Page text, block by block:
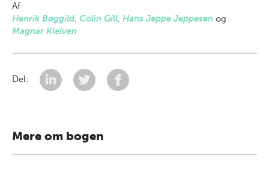
Af
Henrik Bøggild, Colin Gill, Hans Jeppe Jeppesen og
Magnar Kleiven
Del:
Mere om bogen